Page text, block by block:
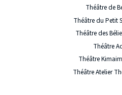
Théâtre de
Théâtre du Petit
Théâtre des
Théâtre
Théâtre
Théâtre Atelier